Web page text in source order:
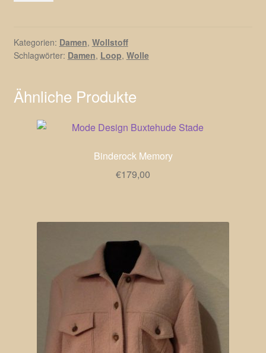
Kategorien: Damen, Wollstoff
Schlagwörter: Damen, Loop, Wolle
Ähnliche Produkte
Binderock Memory
€179,00